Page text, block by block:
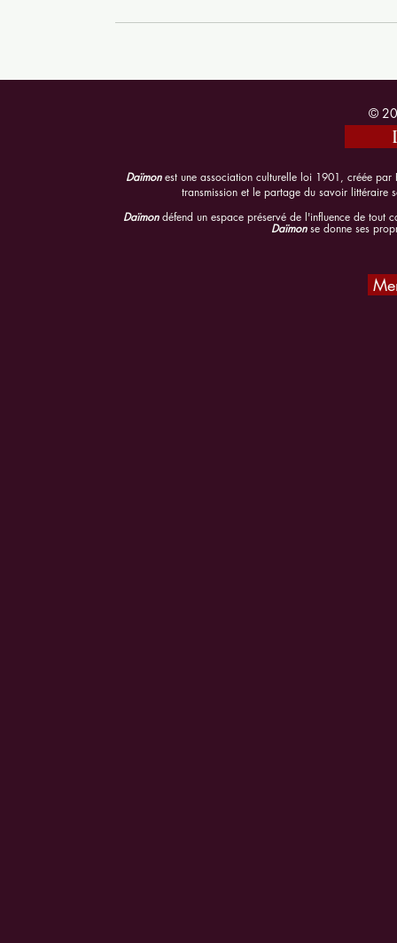
©
Daïmonest une association culturelle loi 1901, créée
transmission et le partage du savoir littéraire
Daïmondéfend un espace préservé de l'influence de tout
Daïmonse donne ses